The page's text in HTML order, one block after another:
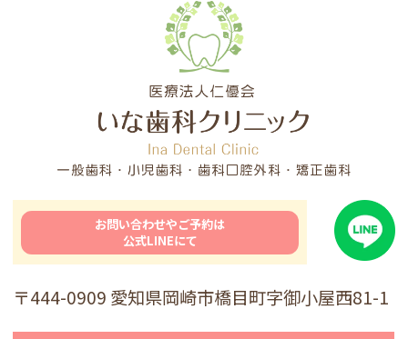
お問い合わせやご予約は
公式LINEにて
〒444-0909 愛知県岡崎市橋目町字御小屋西81-1